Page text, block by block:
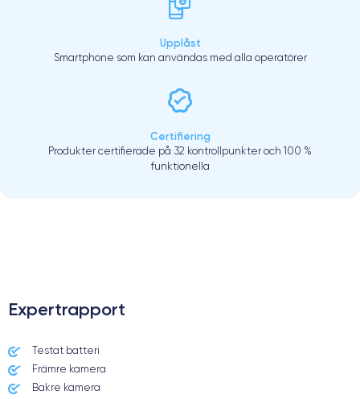
Upplåst
Smartphone som kan användas med alla operatörer
Certifiering
Produkter certifierade på 32 kontrollpunkter och 100 %
funktionella
Expertrapport
Testat batteri
Främre kamera
Bakre kamera